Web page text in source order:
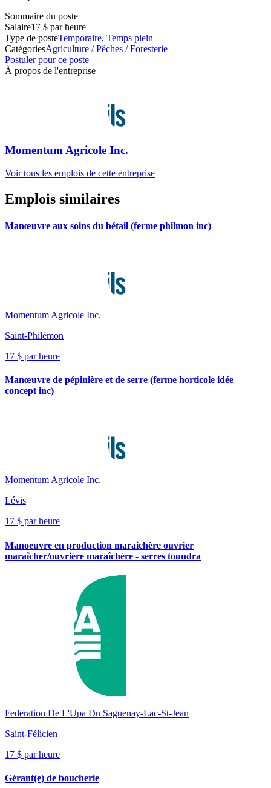
Sommaire du poste
Salaire17 $ par heure
Type de posteTemporaire, Temps plein
CatégoriesAgriculture / Pêches / Foresterie
Postuler pour ce poste
À propos de l'entreprise
Momentum Agricole Inc.
Voir tous les emplois de cette entreprise
Emplois similaires
Manœuvre aux soins du bétail (ferme philmon inc)
Momentum Agricole Inc.
Saint-Philémon
17 $ par heure
Manœuvre de pépinière et de serre (ferme horticole idée
concept inc)
Momentum Agricole Inc.
Lévis
17 $ par heure
Manoeuvre en production maraichère ouvrier
maraîcher/ouvrière maraîchère - serres toundra
Federation De L'Upa Du Saguenay-Lac-St-Jean
Saint-Félicien
17 $ par heure
Gérant(e) de boucherie